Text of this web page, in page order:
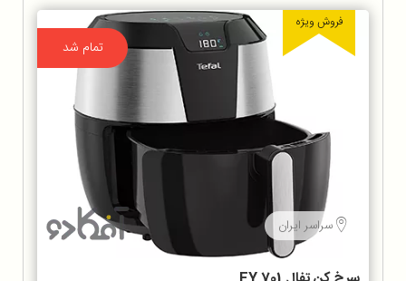
تمام شد
فروش ویژه
سراسر ایران